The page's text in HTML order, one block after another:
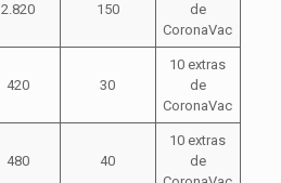
2.820 150
de
CoronaVac
420 30
10 extras
de
CoronaVac
480 40
10 extras
de